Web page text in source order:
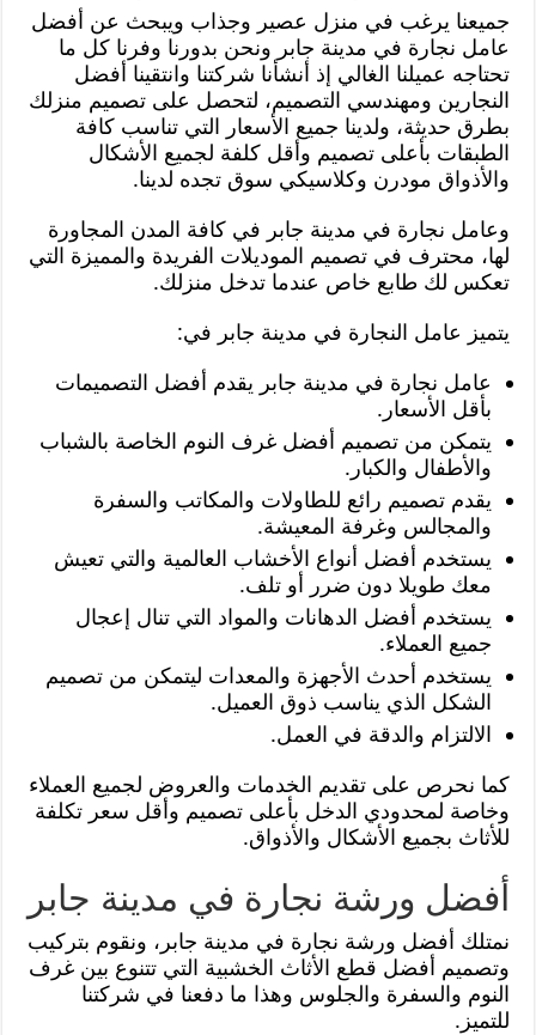
جميعنا يرغب في منزل عصير وجذاب ويبحث عن أفضل
عامل نجارة في مدينة جابر ونحن بدورنا وفرنا كل ما
تحتاجه عميلنا الغالي إذ أنشأنا شركتنا وانتقينا أفضل
النجارين ومهندسي التصميم، لتحصل على تصميم منزلك
بطرق حديثة، ولدينا جميع الأسعار التي تناسب كافة
الطبقات بأعلى تصميم وأقل كلفة لجميع الأشكال
والأذواق مودرن وكلاسيكي سوق تجده لدينا.
وعامل نجارة في مدينة جابر في كافة المدن المجاورة
لها، محترف في تصميم الموديلات الفريدة والمميزة التي
تعكس لك طابع خاص عندما تدخل منزلك.
يتميز عامل النجارة في مدينة جابر في:
عامل نجارة في مدينة جابر يقدم أفضل التصميمات
بأقل الأسعار.
يتمكن من تصميم أفضل غرف النوم الخاصة بالشباب
والأطفال والكبار.
يقدم تصميم رائع للطاولات والمكاتب والسفرة
والمجالس وغرفة المعيشة.
يستخدم أفضل أنواع الأخشاب العالمية والتي تعيش
معك طويلا دون ضرر أو تلف.
يستخدم أفضل الدهانات والمواد التي تنال إعجال
جميع العملاء.
يستخدم أحدث الأجهزة والمعدات ليتمكن من تصميم
الشكل الذي يناسب ذوق العميل.
الالتزام والدقة في العمل.
كما نحرص على تقديم الخدمات والعروض لجميع العملاء
وخاصة لمحدودي الدخل بأعلى تصميم وأقل سعر تكلفة
للأثاث بجميع الأشكال والأذواق.
أفضل ورشة نجارة في مدينة جابر
نمتلك أفضل ورشة نجارة في مدينة جابر، ونقوم بتركيب
وتصميم أفضل قطع الأثاث الخشبية التي تتنوع بين غرف
النوم والسفرة والجلوس وهذا ما دفعنا في شركتنا
للتميز.